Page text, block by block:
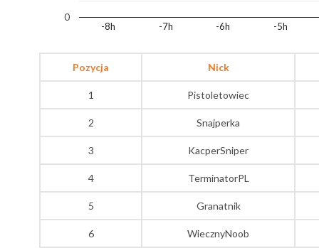
-8h -7h -6h -5h
0
Pozycja Nick
1 Pistoletowiec
2 Snajperka
3 KacperSniper
4 TerminatorPL
5 Granatnik
6 WiecznyNoob